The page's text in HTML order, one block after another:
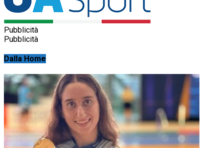
Pubblicità
Pubblicità
Dalla Home